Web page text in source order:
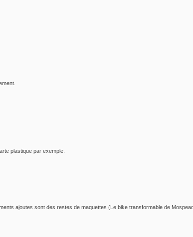
plastique par exemple.
ajoutes sont des restes de maquettes (Le bike transformable de